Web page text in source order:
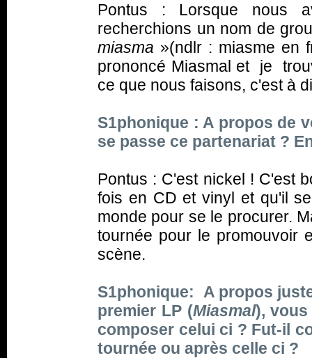
Pontus : Lorsque nous
recherchions un nom de
miasma »(ndlr : miasme en
prononcé Miasmal et je
ce que nous faisons, c'est à
S1phonique : A propos de
se passe ce partenariat ?
Pontus : C'est nickel ! C'est
fois en CD et vinyl et qu'il
monde pour se le procurer.
tournée pour le promouvoir
scène.
S1phonique: A propos
premier LP (Miasmal),
composer celui ci ? Fut-il
tournée ou après celle ci ?